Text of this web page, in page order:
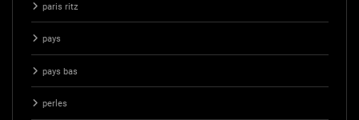
paris ritz
pays
pays bas
perles